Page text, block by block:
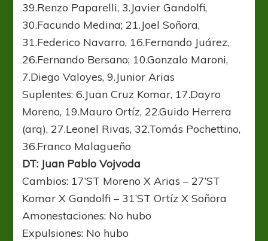
39.Renzo Paparelli, 3.Javier Gandolfi,
30.Facundo Medina; 21.Joel Soñora,
31.Federico Navarro, 16.Fernando Juárez,
26.Fernando Bersano; 10.Gonzalo Maroni,
7.Diego Valoyes, 9.Junior Arias
Suplentes: 6.Juan Cruz Komar, 17.Dayro
Moreno, 19.Mauro Ortíz, 22.Guido Herrera
(arq), 27.Leonel Rivas, 32.Tomás Pochettino,
36.Franco Malagueño
DT: Juan Pablo Vojvoda
Cambios: 17’ST Moreno X Arias – 27’ST
Komar X Gandolfi – 31’ST Ortíz X Soñora
Amonestaciones: No hubo
Expulsiones: No hubo